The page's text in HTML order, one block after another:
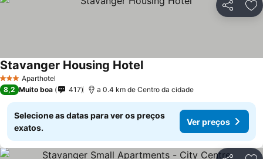
Partilhar
3 EstrelasAparthotel
Stavanger Housing Hotel
8,2 Muito boa 417 a 0.4 km de Centro da cidade
Selecione as datas para ver os preços
exatos.
Ver preços